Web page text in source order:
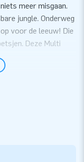
meer misgaan.
jungle. Onderweg
voor de leeuw! Die
Deze Multi
kinderen en is